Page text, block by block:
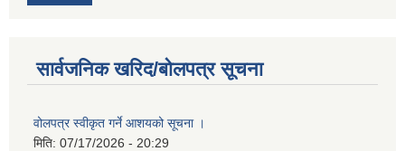
सार्वजनिक खरिद/बोलपत्र सूचना
वोलपत्र स्वीकृत गर्ने आशयको सूचना ।
मिति: 07/17/2026 - 20:29